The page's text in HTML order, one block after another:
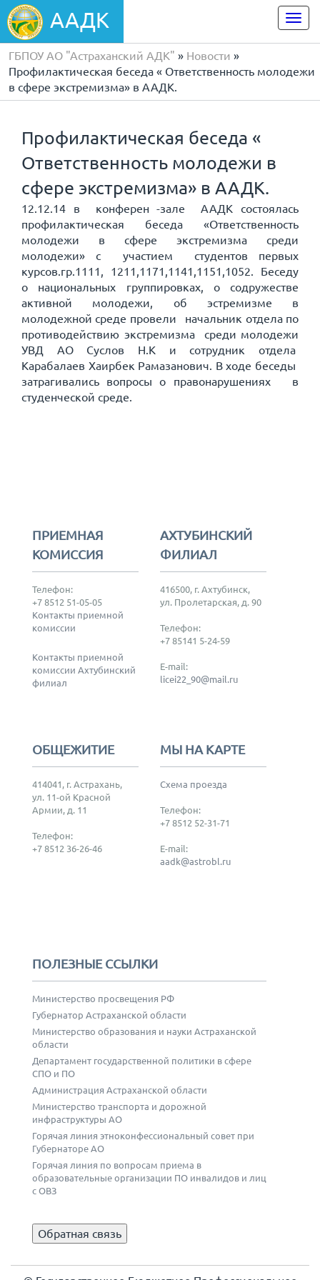
ААДК
ГБПОУ АО "Астраханский АДК" » Новости »
Профилактическая беседа « Ответственность молодежи
в сфере экстремизма» в ААДК.
Профилактическая беседа «
Ответственность молодежи в
сфере экстремизма» в ААДК.
12.12.14 в конферен -зале ААДК состоялась
профилактическая беседа «Ответственность
молодежи в сфере экстремизма среди
молодежи» с участием студентов первых
курсов.гр.1111, 1211,1171,1141,1151,1052. Беседу
о национальных группировках, о содружестве
активной молодежи, об эстремизме в
молодежной среде провели начальник отдела по
противодействию экстремизма среди молодежи
УВД АО Суслов Н.К и сотрудник отдела
Карабалаев Хаирбек Рамазанович. В ходе беседы
затрагивались вопросы о правонарушениях в
студенческой среде.
ПРИЕМНАЯ
КОМИССИЯ
Телефон:
+7 8512 51-05-05
Контакты приемной
комиссии
Контакты приемной
комиссии Ахтубинский
филиал
АХТУБИНСКИЙ
ФИЛИАЛ
416500, г. Ахтубинск,
ул. Пролетарская, д. 90
Телефон:
+7 85141 5-24-59
E-mail:
licei22_90@mail.ru
ОБЩЕЖИТИЕ
414041, г. Астрахань,
ул. 11-ой Красной
Армии, д. 11
Телефон:
+7 8512 36-26-46
МЫ НА КАРТЕ
Схема проезда
Телефон:
+7 8512 52-31-71
E-mail:
aadk@astrobl.ru
ПОЛЕЗНЫЕ ССЫЛКИ
Министерство просвещения РФ
Губернатор Астраханской области
Министерство образования и науки Астраханской
области
Департамент государственной политики в сфере
СПО и ПО
Администрация Астраханской области
Министерство транспорта и дорожной
инфраструктуры АО
Горячая линия этноконфессиональный совет при
Губернаторе АО
Горячая линия по вопросам приема в
образовательные организации ПО инвалидов и лиц
с ОВЗ
Обратная связь